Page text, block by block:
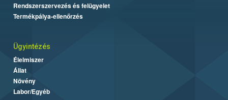
Rendszerszervezés és felügyelet
Termékpálya-ellenőrzés
Ügyintézés
Élelmiszer
Állat
Növény
Labor/Egyéb